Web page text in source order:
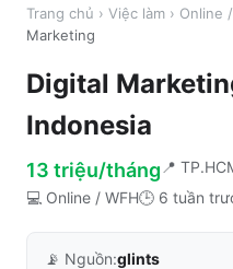
Trang chủ › Việc làm › Online
Marketing
Digital
Indonesia
13 triệu/tháng 📍
💻 Online / WFH🕒 6 tuần
📡 Nguồn:glints